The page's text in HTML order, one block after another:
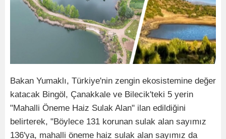
Bakan Yumaklı, Türkiye'nin zengin ekosistemine değer
katacak Bingöl, Çanakkale ve Bilecik'teki 5 yerin
"Mahalli Öneme Haiz Sulak Alan" ilan edildiğini
belirterek, "Böylece 131 korunan sulak alan sayımız
136'ya, mahalli öneme haiz sulak alan sayımız da